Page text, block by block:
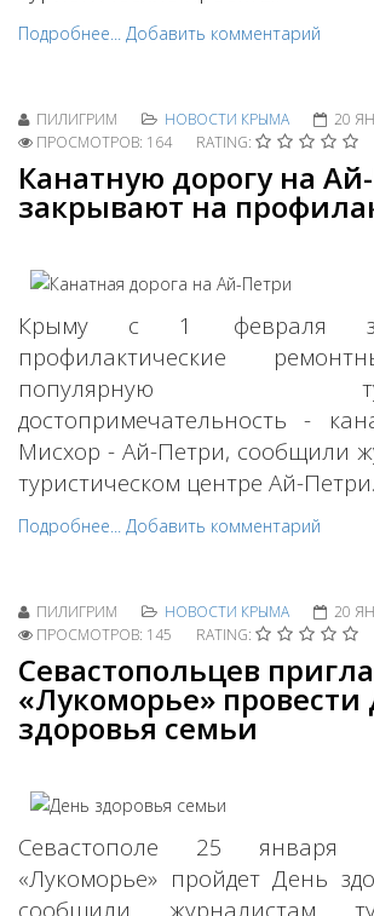
Подробнее... Добавить комментарий
ПИЛИГРИМ НОВОСТИ КРЫМА
20
ПРОСМОТРОВ: 164
RATING:
Канатную дорогу на
закрывают на
Крыму с 1 февраля
профилактические
популярную
достопримечательность -
Мисхор - Ай-Петри, сообщили
туристическом центре Ай-Петри.
Подробнее... Добавить комментарий
ПИЛИГРИМ НОВОСТИ КРЫМА
20
ПРОСМОТРОВ: 145
RATING:
Севастопольцев
«Лукоморье» провести
здоровья семьи
Севастополе 25 января
«Лукоморье» пройдет День
сообщили журналистам